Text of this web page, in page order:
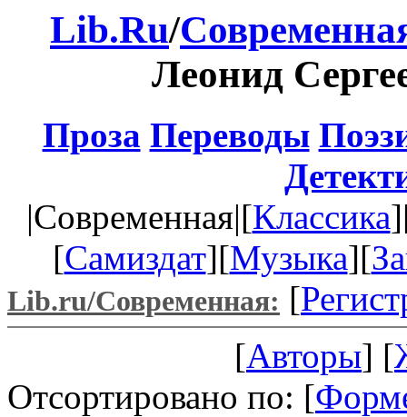
Lib.Ru/
Леонид
Проза Переводы
|Современная|[Классика
[Самиздат][Музыка][
Lib.ru/Современная: [
[Авторы] [
Отсортировано по: [